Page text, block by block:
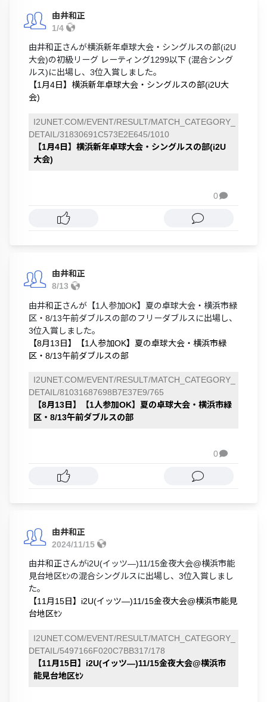
由井和正
1/4
由井和正さんが横浜新年卓球大会・シングルスの部(i2U
大会)の初級リーグ レーティング1299以下 (混合シング
ルス)に出場し、3位入賞しました。
【1月4日】横浜新年卓球大会・シングルスの部(i2U大
会)
I2UNET.COM/EVENT/RESULT/MATCH_CATEGORY_
DETAIL/31830691C573E2E645/1010
【1月4日】横浜新年卓球大会・シングルスの部(i2U
大会)
0
由井和正
8/13
由井和正さんが【1人参加OK】夏の卓球大会・横浜市緑
区・8/13午前ダブルスの部のフリーダブルスに出場し、
3位入賞しました。
【8月13日】【1人参加OK】夏の卓球大会・横浜市緑
区・8/13午前ダブルスの部
I2UNET.COM/EVENT/RESULT/MATCH_CATEGORY_
DETAIL/81031687698B7E37E9/765
【8月13日】【1人参加OK】夏の卓球大会・横浜市緑
区・8/13午前ダブルスの部
0
由井和正
2024/11/15
由井和正さんがi2U(イッツ―)11/15金夜大会@横浜市能
見台地区ｾﾝの混合シングルスに出場し、3位入賞しまし
た。
【11月15日】i2U(イッツ―)11/15金夜大会@横浜市能見
台地区ｾﾝ
I2UNET.COM/EVENT/RESULT/MATCH_CATEGORY_
DETAIL/5497166F020C7BB317/178
【11月15日】i2U(イッツ―)11/15金夜大会@横浜市
能見台地区ｾﾝ